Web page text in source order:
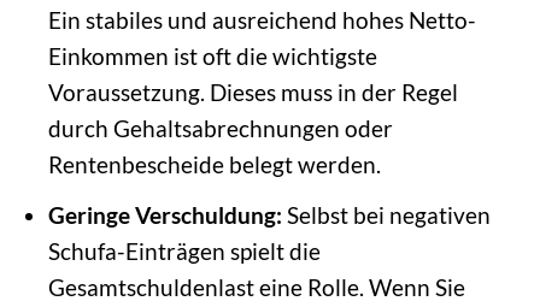
Ein stabiles und ausreichend hohes Netto-
Einkommen ist oft die wichtigste
Voraussetzung. Dieses muss in der Regel
durch Gehaltsabrechnungen oder
Rentenbescheide belegt werden.
Geringe Verschuldung: Selbst bei negativen
Schufa-Einträgen spielt die
Gesamtschuldenlast eine Rolle. Wenn Sie